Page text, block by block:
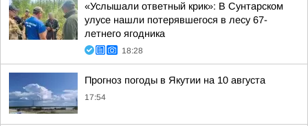
«Услышали ответный крик»: В Сунтарском
улусе нашли потерявшегося в лесу 67-
летнего ягодника
18:28
Прогноз погоды в Якутии на 10 августа
17:54